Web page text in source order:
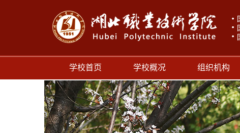
学校首页 学校概况 组织机构